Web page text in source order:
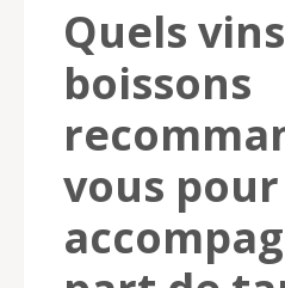
Quels
boissons
vous pour